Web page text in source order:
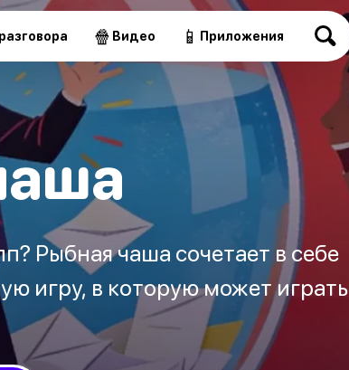
🍿 Видео 📱 Приложения
Рыбная чаша сочетает в себе
игру, в которую может играть